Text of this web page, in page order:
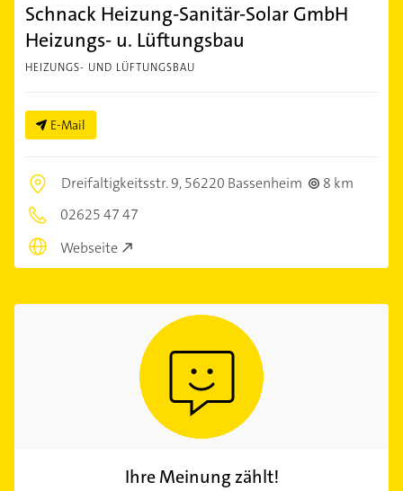
Schnack Heizung-Sanitär-Solar GmbH
Heizungs- u. Lüftungsbau
HEIZUNGS- UND LÜFTUNGSBAU
E-Mail
Dreifaltigkeitsstr. 9,56220 Bassenheim
8 km
02625 47 47
Webseite
Ihre Meinung zählt!